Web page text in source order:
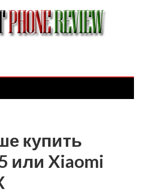
купить
или Xiaomi